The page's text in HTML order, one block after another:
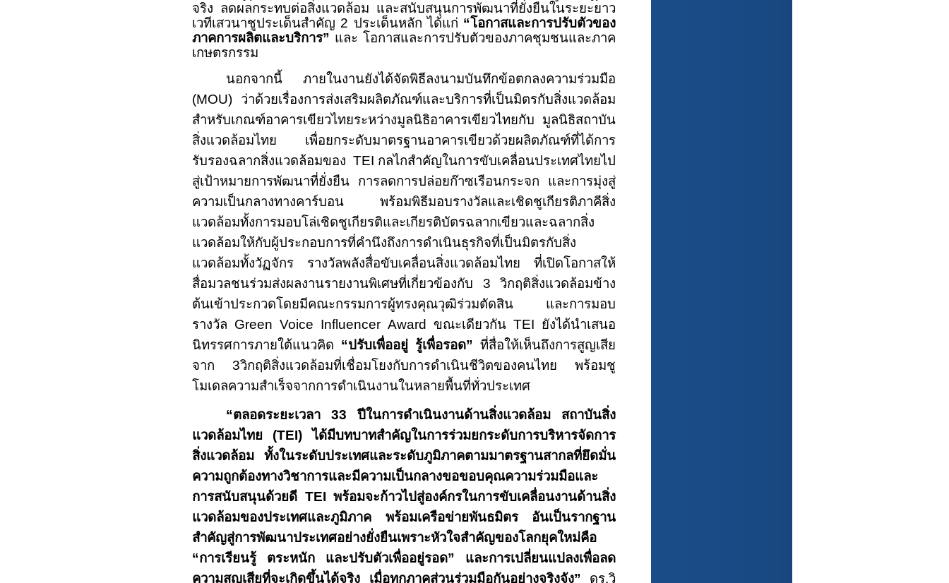
จริง ลดผลกระทบต่อสิ่งแวดล้อม และสนับสนุนการพัฒนาที่ยั่งยืนในระยะยาว
เวทีเสวนาชูประเด็นสำคัญ 2 ประเด็นหลัก ได้แก่ “โอกาสและการปรับตัวของ
ภาคการผลิตและบริการ” และ โอกาสและการปรับตัวของภาคชุมชนและภาค
เกษตรกรรม
นอกจากนี้ ภายในงานยังได้จัดพิธีลงนามบันทึกข้อตกลงความร่วมมือ
(MOU) ว่าด้วยเรื่องการส่งเสริมผลิตภัณฑ์และบริการที่เป็นมิตรกับสิ่งแวดล้อม
สำหรับเกณฑ์อาคารเขียวไทยระหว่างมูลนิธิอาคารเขียวไทยกับ มูลนิธิสถาบัน
สิ่งแวดล้อมไทย เพื่อยกระดับมาตรฐานอาคารเขียวด้วยผลิตภัณฑ์ที่ได้การ
รับรองฉลากสิ่งแวดล้อมของ TEI กลไกสำคัญในการขับเคลื่อนประเทศไทยไป
สู่เป้าหมายการพัฒนาที่ยั่งยืน การลดการปล่อยก๊าซเรือนกระจก และการมุ่งสู่
ความเป็นกลางทางคาร์บอน พร้อมพิธีมอบรางวัลและเชิดชูเกียรติภาคีสิ่ง
แวดล้อมทั้งการมอบโล่เชิดชูเกียรติและเกียรติบัตรฉลากเขียวและฉลากสิ่ง
แวดล้อมให้กับผู้ประกอบการที่คำนึงถึงการดำเนินธุรกิจที่เป็นมิตรกับสิ่ง
แวดล้อมทั้งวัฏจักร รางวัลพลังสื่อขับเคลื่อนสิ่งแวดล้อมไทย ที่เปิดโอกาสให้
สื่อมวลชนร่วมส่งผลงานรายงานพิเศษที่เกี่ยวข้องกับ 3 วิกฤติสิ่งแวดล้อมข้าง
ต้นเข้าประกวดโดยมีคณะกรรมการผู้ทรงคุณวุฒิร่วมตัดสิน และการมอบ
รางวัล Green Voice Influencer Award ขณะเดียวกัน TEI ยังได้นำเสนอ
นิทรรศการภายใต้แนวคิด “ปรับเพื่ออยู่ รู้เพื่อรอด” ที่สื่อให้เห็นถึงการสูญเสีย
จาก 3วิกฤติสิ่งแวดล้อมที่เชื่อมโยงกับการดำเนินชีวิตของคนไทย พร้อมชู
โมเดลความสำเร็จจากการดำเนินงานในหลายพื้นที่ทั่วประเทศ
“ตลอดระยะเวลา 33 ปีในการดำเนินงานด้านสิ่งแวดล้อม สถาบันสิ่ง
แวดล้อมไทย (TEI)ได้มีบทบาทสำคัญในการร่วมยกระดับการบริหารจัดการ
สิ่งแวดล้อม ทั้งในระดับประเทศและระดับภูมิภาคตามมาตรฐานสากลที่ยึดมั่น
ความถูกต้องทางวิชาการและมีความเป็นกลางขอขอบคุณความร่วมมือและ
การสนับสนุนด้วยดี TEI พร้อมจะก้าวไปสู่องค์กรในการขับเคลื่อนงานด้านสิ่ง
แวดล้อมของประเทศและภูมิภาค พร้อมเครือข่ายพันธมิตร อันเป็นรากฐาน
สำคัญสู่การพัฒนาประเทศอย่างยั่งยืนเพราะหัวใจสำคัญของโลกยุคใหม่คือ
“การเรียนรู้ ตระหนัก และปรับตัวเพื่ออยู่รอด” และการเปลี่ยนแปลงเพื่อลด
ความสูญเสียที่จะเกิดขึ้นได้จริง เมื่อทุกภาคส่วนร่วมมือกันอย่างจริงจัง” ดร.วิ